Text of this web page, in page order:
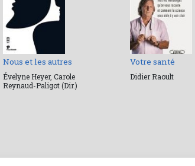
Nous et les autres
Évelyne Heyer, Carole
Reynaud-Paligot (Dir.)
Votre santé
Didier Raoult